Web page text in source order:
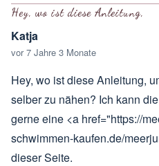
Hey, wo ist diese Anleitung,
Katja
vor 7 Jahre 3 Monate
Hey, wo ist diese Anleitung,
selber zu nähen? Ich kann
gerne eine <a href="https://
schwimmen-kaufen.de/
dieser Seite.